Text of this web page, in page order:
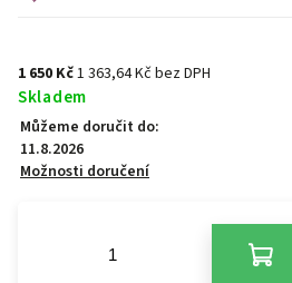
1 650 Kč1 363,64 Kč bez DPH
Skladem
Můžeme doručit do:
11.8.2026
Možnosti doručení